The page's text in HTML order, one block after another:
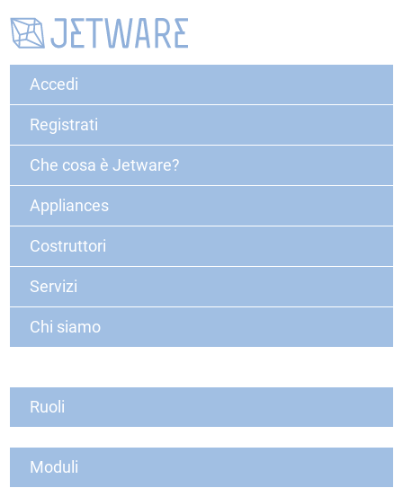
Accedi
Registrati
Che cosa è Jetware?
Appliances
Costruttori
Servizi
Chi siamo
Ruoli
Moduli